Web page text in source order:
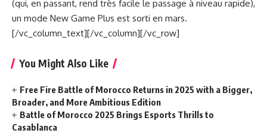
(qui, en passant, rend très facile le passage à niveau rapide),
un mode New Game Plus est sorti en mars.
[/vc_column_text][/vc_column][/vc_row]
You Might Also Like
Free Fire Battle of Morocco Returns in 2025 with a Bigger,
Broader, and More Ambitious Edition
Battle of Morocco 2025 Brings Esports Thrills to
Casablanca